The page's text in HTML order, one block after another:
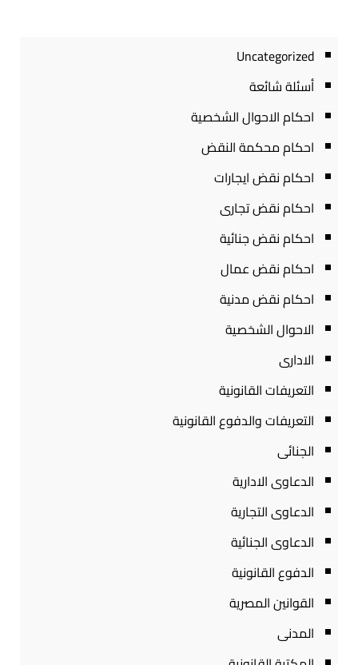
Uncategorized
أسئلة شائعة
احكام الاحوال الشخصية
احكام محكمة النقض
احكام نقض ايجارات
احكام نقض تجارى
احكام نقض جنائية
احكام نقض عمال
احكام نقض مدنية
الاحوال الشخصية
الادارى
التعريفات القانونية
التعريفات والدفوع القانونية
الجنائى
الدعاوى الادارية
الدعاوى التجارية
الدعاوى الجنائية
الدفوع القانونية
القوانين المصرية
المدنى